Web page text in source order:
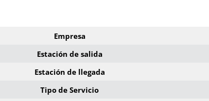
Empresa
Estación de salida
Estación de llegada
Tipo de Servicio